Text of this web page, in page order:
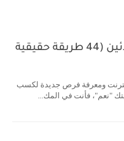
طرق الربح من الإنترنت للمبتدئين (44 طريقة حقيقية
ومعرفة فرص جديدة لكسب
"نعم"، فأنت في المك...